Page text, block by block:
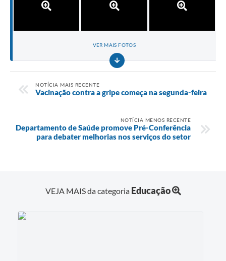
VER MAIS FOTOS
NOTÍCIA MAIS RECENTE
Vacinação contra a gripe começa na segunda-feira
NOTÍCIA MENOS RECENTE
Departamento de Saúde promove Pré-Conferência
para debater melhorias nos serviços do setor
VEJA MAIS da categoria Educação